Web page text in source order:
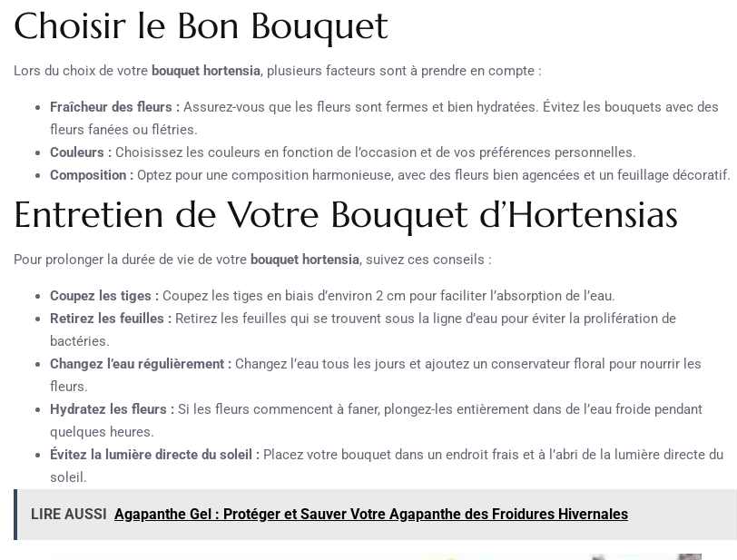
Choisir le Bon Bouquet
Lors du choix de votre bouquet hortensia, plusieurs facteurs sont à prendre en compte :
Fraîcheur des fleurs : Assurez-vous que les fleurs sont fermes et bien hydratées. Évitez les bouquets avec des
fleurs fanées ou flétries.
Couleurs : Choisissez les couleurs en fonction de l’occasion et de vos préférences personnelles.
Composition : Optez pour une composition harmonieuse, avec des fleurs bien agencées et un feuillage décoratif.
Entretien de Votre Bouquet d’Hortensias
Pour prolonger la durée de vie de votre bouquet hortensia, suivez ces conseils :
Coupez les tiges : Coupez les tiges en biais d’environ 2 cm pour faciliter l’absorption de l’eau.
Retirez les feuilles : Retirez les feuilles qui se trouvent sous la ligne d’eau pour éviter la prolifération de
bactéries.
Changez l’eau régulièrement : Changez l’eau tous les jours et ajoutez un conservateur floral pour nourrir les
fleurs.
Hydratez les fleurs : Si les fleurs commencent à faner, plongez-les entièrement dans de l’eau froide pendant
quelques heures.
Évitez la lumière directe du soleil : Placez votre bouquet dans un endroit frais et à l’abri de la lumière directe du
soleil.
LIRE AUSSI Agapanthe Gel : Protéger et Sauver Votre Agapanthe des Froidures Hivernales